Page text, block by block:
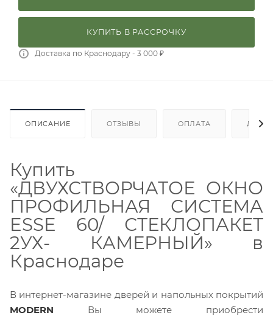
КУПИТЬ В РАССРОЧКУ
Доставка по Краснодару - 3 000 ₽
ОПИСАНИЕ ОТЗЫВЫ ОПЛАТА
Купить
«ДВУХСТВОРЧАТОЕ ОКНО
ПРОФИЛЬНАЯ СИСТЕМА
ESSE 60/ СТЕКЛОПАКЕТ
2УХ- КАМЕРНЫЙ» в
Краснодаре
В интернет-магазине дверей и напольных покрытий
MODERN Вы можете приобрести